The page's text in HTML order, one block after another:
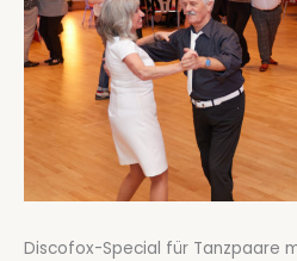
Discofox-Special für Tanzpaare